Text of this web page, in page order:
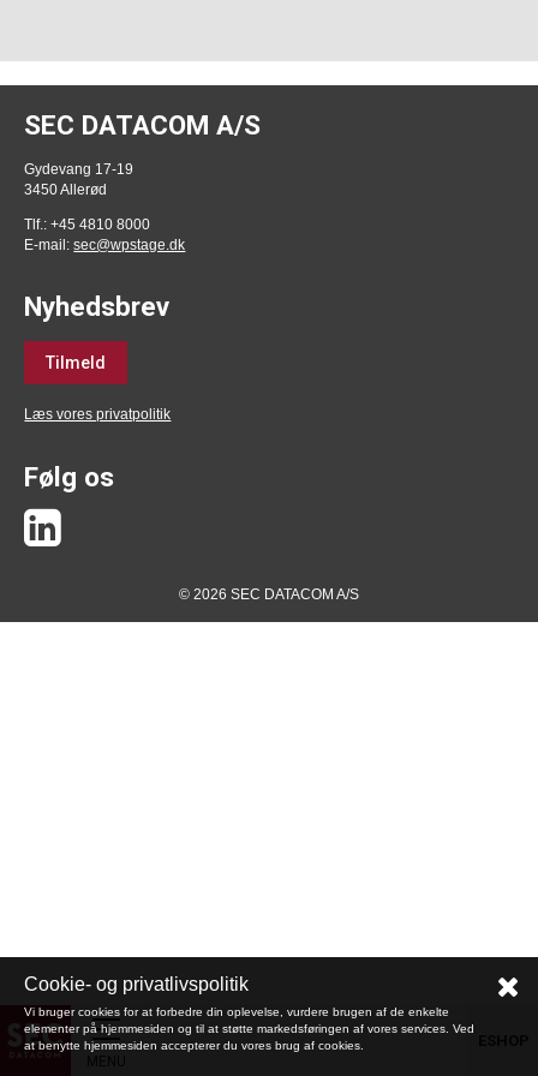
SEC DATACOM A/S
Gydevang 17-19
3450 Allerød
Tlf.: +45 4810 8000
E-mail:sec@wpstage.dk
Nyhedsbrev
Tilmeld
Læs vores privatpolitik
Følg os
© 2026 SEC DATACOM A/S
Cookie- og privatlivspolitik
Vi bruger cookies for at forbedre din oplevelse, vurdere brugen af de enkelte
elementer på hjemmesiden og til at støtte markedsføringen af vores services. Ved
at benytte hjemmesiden accepterer du vores brug af cookies.